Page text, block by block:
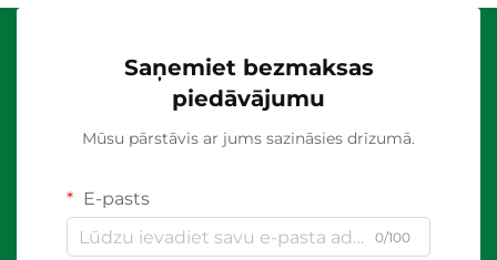
Saņemiet bezmaksas
piedāvājumu
Mūsu pārstāvis ar jums sazināsies drīzumā.
E-pasts
0/100